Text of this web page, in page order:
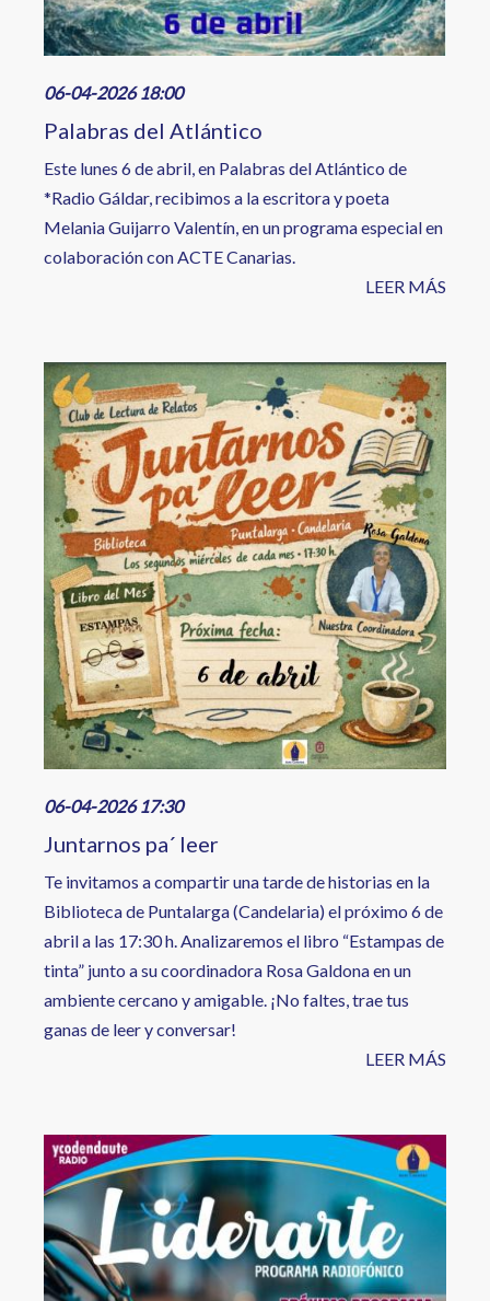
06-04-2026 18:00
Palabras del Atlántico
Este lunes 6 de abril, en Palabras del Atlántico de
*Radio Gáldar, recibimos a la escritora y poeta
Melania Guijarro Valentín, en un programa especial en
colaboración con ACTE Canarias.
LEER MÁS
Image
06-04-2026 17:30
Juntarnos pa´ leer
Te invitamos a compartir una tarde de historias en la
Biblioteca de Puntalarga (Candelaria) el próximo 6 de
abril a las 17:30 h. Analizaremos el libro “Estampas de
tinta” junto a su coordinadora Rosa Galdona en un
ambiente cercano y amigable. ¡No faltes, trae tus
ganas de leer y conversar!
LEER MÁS
Image